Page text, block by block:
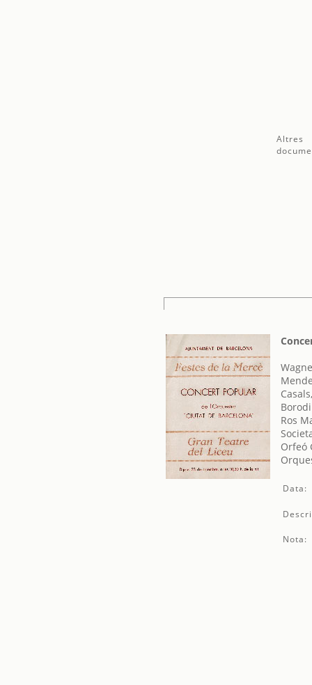
Altres
Ros
Orfeó
Data:
Nota: